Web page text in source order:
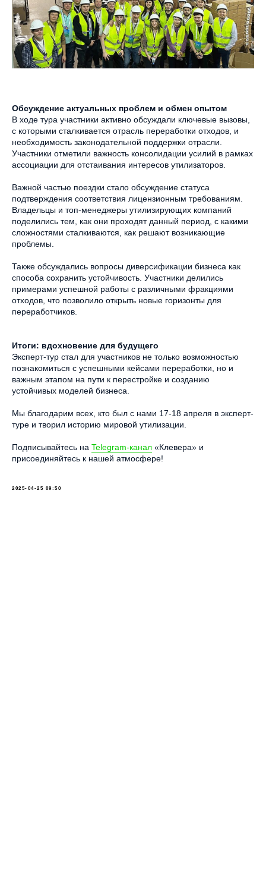
Обсуждение актуальных проблем и обмен опытом
В ходе тура участники активно обсуждали ключевые вызовы,
с которыми сталкивается отрасль переработки отходов, и
необходимость законодательной поддержки отрасли.
Участники отметили важность консолидации усилий в рамках
ассоциации для отстаивания интересов утилизаторов.
Важной частью поездки стало обсуждение статуса
подтверждения соответствия лицензионным требованиям.
Владельцы и топ-менеджеры утилизирующих компаний
поделились тем, как они проходят данный период, с какими
сложностями сталкиваются, как решают возникающие
проблемы.
Также обсуждались вопросы диверсификации бизнеса как
способа сохранить устойчивость. Участники делились
примерами успешной работы с различными фракциями
отходов, что позволило открыть новые горизонты для
переработчиков.
Итоги: вдохновение для будущего
Эксперт-тур стал для участников не только возможностью
познакомиться с успешными кейсами переработки, но и
важным этапом на пути к перестройке и созданию
устойчивых моделей бизнеса.
Мы благодарим всех, кто был с нами 17-18 апреля в эксперт-
туре и творил историю мировой утилизации.
Подписывайтесь на Telegram-канал «Клевера» и
присоединяйтесь к нашей атмосфере!
2025-04-25 09:50